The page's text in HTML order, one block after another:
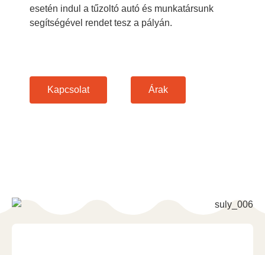
esetén indul a tűzoltó autó és munkatársunk
segítségével rendet tesz a pályán.
Kapcsolat Árak